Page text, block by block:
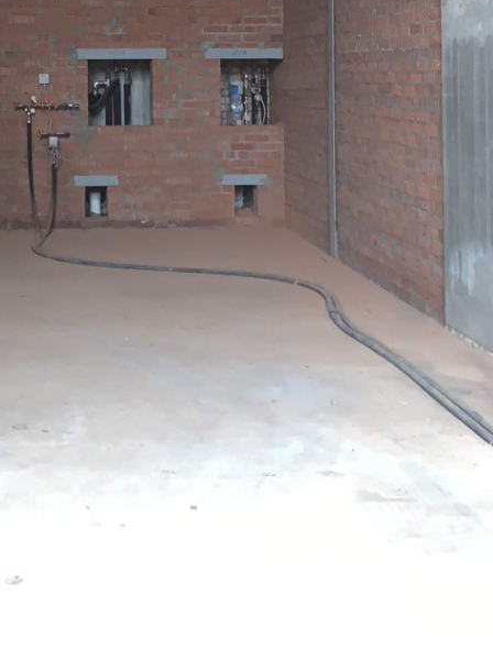
Аренда
Жилой дом
96961 - Г. МОСКВА,
НОВОСЛОБОДСКАЯ
УЛИЦА, Д.24
Москва / Московская обл
Посмотреть на карте
Сдается в аренду помещение под РЕСТОРАН или свободного
назначения ПРЯМАЯ аренда от собственника Площадь 42
кв.м Правильной прямоугольной формы Высота потолков 6.5
м (возможно установить антресоль) Тип окон - витренные в
пол Есть технологическая вентиляция Помещение находится
764 (+1)
О помещении